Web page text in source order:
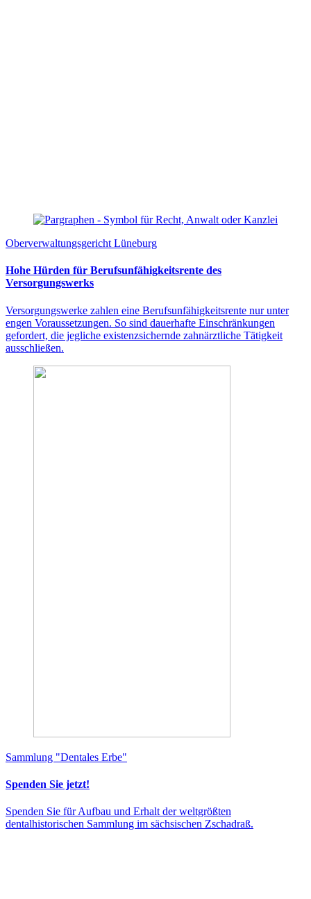
Oberverwaltungsgericht Lüneburg
Hohe Hürden für Berufsunfähigkeitsrente des
Versorgungswerks
Versorgungswerke zahlen eine Berufsunfähigkeitsrente nur unter
engen Voraussetzungen. So sind dauerhafte Einschränkungen
gefordert, die jegliche existenzsichernde zahnärztliche Tätigkeit
ausschließen.
Sammlung "Dentales Erbe"
Spenden Sie jetzt!
Spenden Sie für Aufbau und Erhalt der weltgrößten
dentalhistorischen Sammlung im sächsischen Zschadraß.